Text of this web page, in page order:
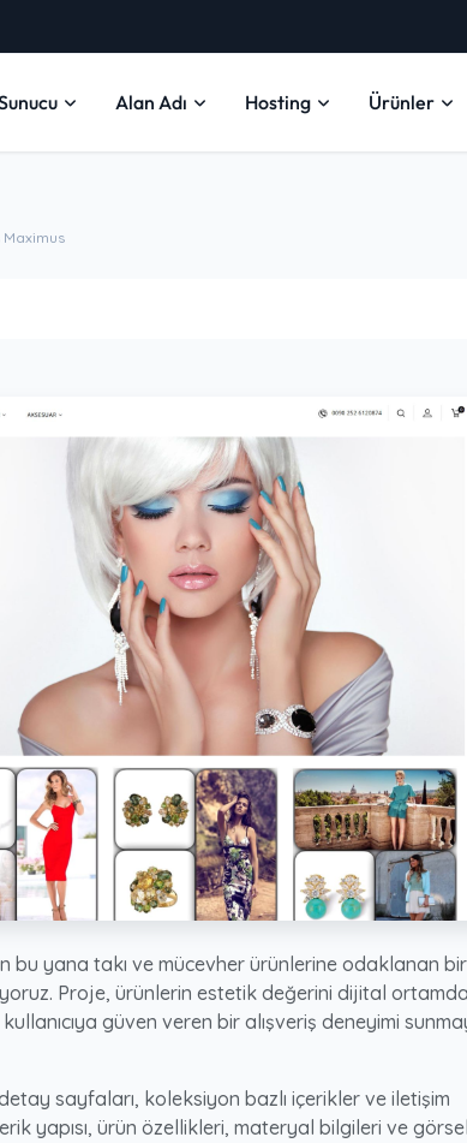
Alan Adı Hosting Ürünler
Maximus
bu yana takı ve mücevher ürünlerine odaklanan
Proje, ürünlerin estetik değerini dijital ortamda
güven veren bir alışveriş deneyimi
sayfaları, koleksiyon bazlı içerikler ve iletişim
yapısı, ürün özellikleri, materyal bilgileri ve görsel